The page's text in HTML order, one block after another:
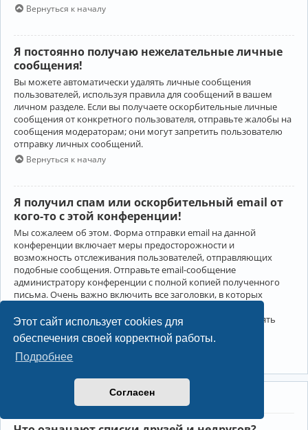
Этот сайт использует cookies для
обеспечения своей корректной работы.
Подробнее
Согласен
Вернуться к началу
Я постоянно получаю нежелательные личные
сообщения!
Вы можете автоматически удалять личные сообщения
пользователей, используя правила для сообщений в вашем
личном разделе. Если вы получаете оскорбительные личные
сообщения от конкретного пользователя, отправьте жалобы на
сообщения модераторам; они могут запретить пользователю
отправку личных сообщений.
Вернуться к началу
Я получил спам или оскорбительный email от
кого-то с этой конференции!
Мы сожалеем об этом. Форма отправки email на данной
конференции включает меры предосторожности и
возможность отслеживания пользователей, отправляющих
подобные сообщения. Отправьте email-сообщение
администратору конференции с полной копией полученного
письма. Очень важно включить все заголовки, в которых
Администратор конференции сможет в этом случае принять
меры.
Друзья и недруги